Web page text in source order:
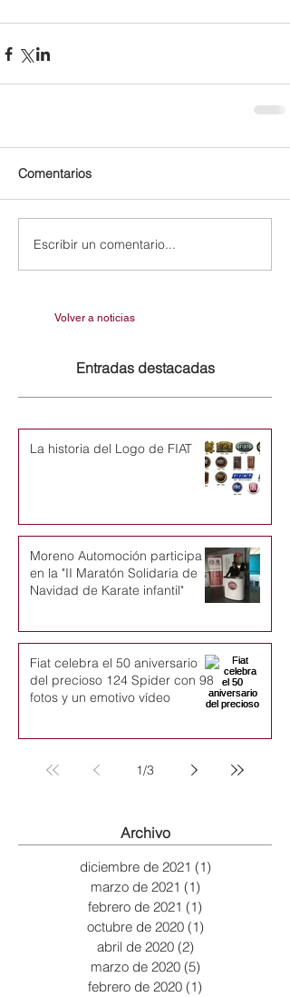
Comentarios
Escribir un comentario...
Volver a noticias
Entradas destacadas
La historia del Logo de FIAT
Moreno Automoción participa
en la "II Maratón Solidaria de
Navidad de Karate infantil"
Fiat celebra el 50 aniversario
del precioso 124 Spider con 98
fotos y un emotivo vídeo
1/3
Archivo
diciembre de 2021 (1)1 entrada
marzo de 2021 (1)1 entrada
febrero de 2021 (1)
octubre de 2020 (1)1 entrada
abril de 2020 (2)2 entradas
marzo de 2020 (5)5 entradas
febrero de 2020 (1)